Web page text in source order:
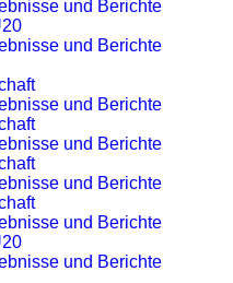
und Berichte
und Berichte
und Berichte
und Berichte
und Berichte
und Berichte
und Berichte